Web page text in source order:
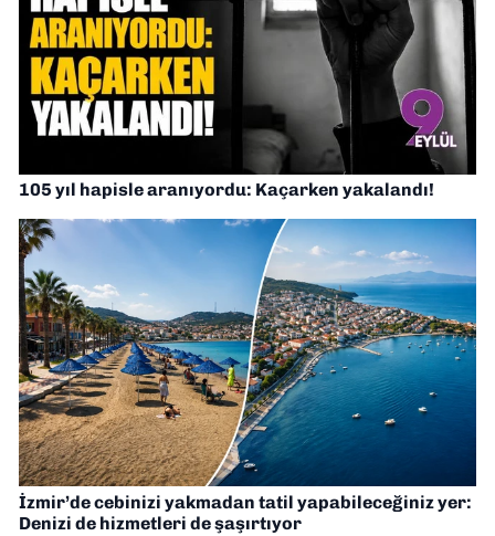
105 yıl hapisle aranıyordu: Kaçarken yakalandı!
İzmir’de cebinizi yakmadan tatil yapabileceğiniz yer:
Denizi de hizmetleri de şaşırtıyor